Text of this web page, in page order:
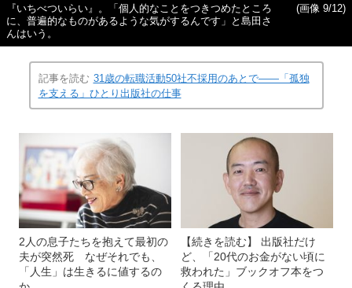
『いちべついらい』。「個人的なことをつきつめたところ
に、普遍的なものがあるような気がするんです」と島田さ
んはいう。
(画像 9/12)
記事を読む 31歳の転職活動50社不採用のあとで――「孤独
を支える」ひとり出版社の仕事
2人の息子たちを抱えて最初の
夫が突然死 なぜそれでも、
「人生」は生きるに値するの
【続きを読む】 出版社だけ
ど、「20代のお金がない頃に
救われた」ブックオフ本をつ